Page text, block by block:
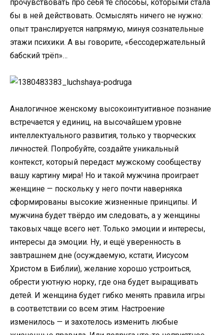
прочувствовать про себя те способы, которыми стала
бы в ней действовать. Осмыслять ничего не нужно:
опыт транслируется напрямую, минуя сознательные
этажи психики. А вы говорите, «бессодержательный
бабский трёп»…
Аналогичное женскому высокоинтуитивное познание
встречается у единиц, на высочайшем уровне
интеллектуального развития, только у творческих
личностей. Попробуйте, создайте уникальный
контекст, который передаст мужскому сообществу
вашу картину мира! Но и такой мужчина проиграет
женщине — поскольку у него почти наверняка
сформированы высокие жизненные принципы. И
мужчина будет твёрдо им следовать, а у женщины
таковых чаще всего нет. Только эмоции и интересы,
интересы да эмоции. Ну, и ещё уверенность в
завтрашнем дне (осуждаемую, кстати, Иисусом
Христом в Библии), желание хорошо устроиться,
обрести уютную норку, где она будет выращивать
детей. И женщина будет гибко менять правила игры
в соответствии со всем этим. Настроение
изменилось — и захотелось изменить любые